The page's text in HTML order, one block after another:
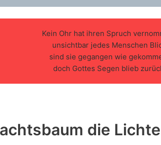
Kein Ohr hat ihren Spruch
unsichtbar jedes Menschen
sind sie gegangen wie
doch Gottes Segen blieb
die